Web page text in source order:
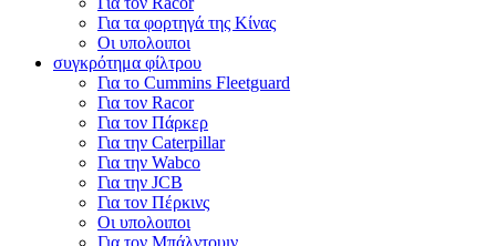
Για τα φορτηγά της Κίνας
Οι υπολοιποι
συγκρότημα φίλτρου
Για το Cummins Fleetguard
Για τον Racor
Για τον Πάρκερ
Για την Caterpillar
Για την Wabco
Για την JCB
Για τον Πέρκινς
Οι υπολοιποι
Για τον Μπάλντουιν